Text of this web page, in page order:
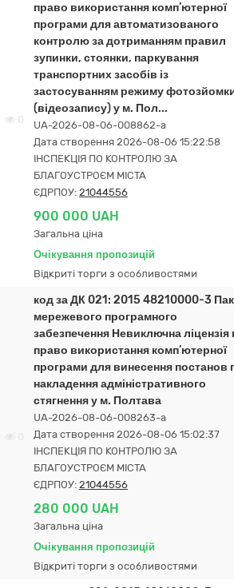
0
право використання комп’ютерної
програми для автоматизованого
контролю за дотриманням правил
зупинки, стоянки, паркування
транспортних засобів із
застосуванням режиму
(відеозапису) у м. Пол...
UA-2026-08-06-008862-a
Дата створення 2026-08-06 15:22:58
ІНСПЕКЦІЯ ПО КОНТРОЛЮ ЗА
БЛАГОУСТРОЄМ МІСТА
ЄДРПОУ: 21044556
900 000 UAH
Загальна ціна
Очікування пропозицій
Відкриті торги з особливостями
код за ДК 021: 2015 48210000-3
мережевого програмного
забезпечення Невиключна ліцензія
право використання комп’ютерної
програми для винесення постанов
накладення адміністративного
стягнення у м. Полтава
UA-2026-08-06-008263-a
Дата створення 2026-08-06 15:02:37
ІНСПЕКЦІЯ ПО КОНТРОЛЮ ЗА
БЛАГОУСТРОЄМ МІСТА
ЄДРПОУ: 21044556
280 000 UAH
Загальна ціна
Очікування пропозицій
Відкриті торги з особливостями